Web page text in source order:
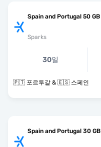
Spain and Portugal 50 GB
Sparks
30일
🇵🇹 포르투갈 & 🇪🇸 스페인
Spain and Portugal 30 GB